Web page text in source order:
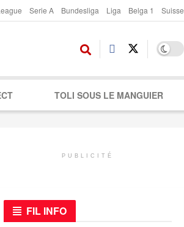
Serie A Bundesliga Liga Belga 1 Suisse
TOLI SOUS LE MANGUIER
PUBLICITÉ
FIL INFO